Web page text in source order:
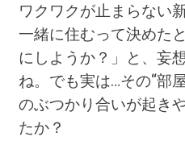
ワクワクが止まらない新
一緒に住むって決めた
にしようか？」と、妄
ね。でも実は…その“部
のぶつかり合いが起き
たか？